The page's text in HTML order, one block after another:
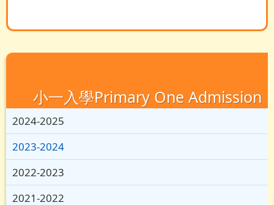
小一入學Primary One Admission
2024-2025
2023-2024
2022-2023
2021-2022